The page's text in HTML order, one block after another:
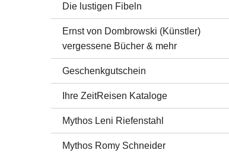
Die lustigen Fibeln
Ernst von Dombrowski (Künstler)
vergessene Bücher & mehr
Geschenkgutschein
Ihre ZeitReisen Kataloge
Mythos Leni Riefenstahl
Mythos Romy Schneider